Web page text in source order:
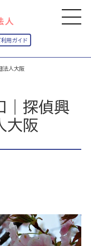
法人大阪
｜探偵興
大阪